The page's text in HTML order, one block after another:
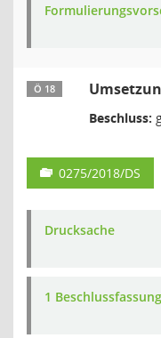
Ö 18
Beschluss:
0275/2018/DS
Drucksache
1